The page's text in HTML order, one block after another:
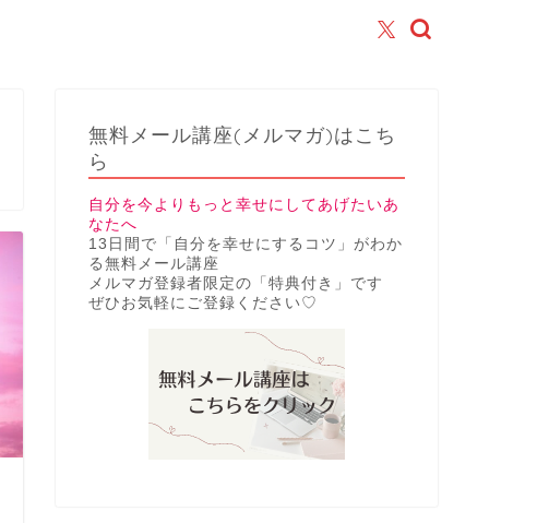
無料メール講座(メルマガ)はこち
ら
自分を今よりもっと幸せにしてあげたいあ
なたへ
13日間で「自分を幸せにするコツ」がわか
る無料メール講座
メルマガ登録者限定の「特典付き」です
ぜひお気軽にご登録ください♡